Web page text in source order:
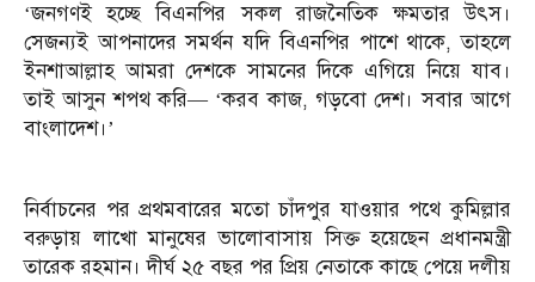
‘জনগণই হচ্ছে বিএনপির সকল রাজনৈতিক ক্ষমতার উৎস।
সেজন্যই আপনাদের সমর্থন যদি বিএনপির পাশে থাকে, তাহলে
ইনশাআল্লাহ আমরা দেশকে সামনের দিকে এগিয়ে নিয়ে যাব।
তাই আসুন শপথ করি— ‘করব কাজ, গড়বো দেশ। সবার আগে
বাংলাদেশ।’
নির্বাচনের পর প্রথমবারের মতো চাঁদপুর যাওয়ার পথে কুমিল্লার
বরুড়ায় লাখো মানুষের ভালোবাসায় সিক্ত হয়েছেন প্রধানমন্ত্রী
তারেক রহমান। দীর্ঘ ২৫ বছর পর প্রিয় নেতাকে কাছে পেয়ে দলীয়